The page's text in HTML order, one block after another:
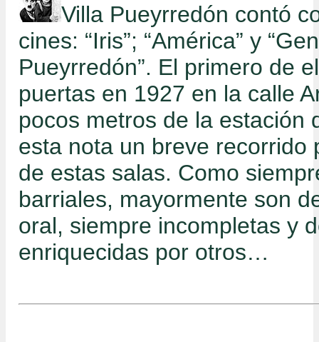
Villa Pueyrredón contó
cines: “Iris”; “América” y
Pueyrredón”. El primero de
puertas en 1927 en la calle
pocos metros de la estación
esta nota un breve recorrido
de estas salas. Como
barriales, mayormente son
oral, siempre incompletas y
enriquecidas por otros…